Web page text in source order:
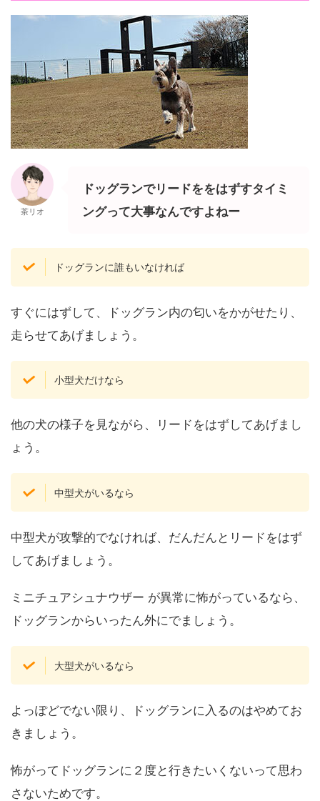
茶リオ
ドッグランでリードををはずすタイミ
ングって大事なんですよねー
ドッグランに誰もいなければ
すぐにはずして、ドッグラン内の匂いをかがせたり、
走らせてあげましょう。
小型犬だけなら
他の犬の様子を見ながら、リードをはずしてあげまし
ょう。
中型犬がいるなら
中型犬が攻撃的でなければ、だんだんとリードをはず
してあげましょう。
ミニチュアシュナウザー が異常に怖がっているなら、
ドッグランからいったん外にでましょう。
大型犬がいるなら
よっぽどでない限り、ドッグランに入るのはやめてお
きましょう。
怖がってドッグランに２度と行きたいくないって思わ
さないためです。